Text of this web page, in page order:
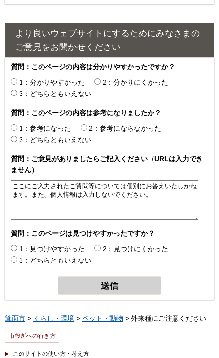
より良いウェブサイトにするためにみなさまの
ご意見をお聞かせください
質問：このページの内容は分かりやすかったですか？
1：分かりやすかった
2：分かりにくかった
3：どちらともいえない
質問：このページの内容は参考になりましたか？
1：参考になった
2：参考にならなかった
3：どちらともいえない
質問：ご意見がありましたらご記入ください（URLは入力でき
ません）
質問：このページは見つけやすかったですか？
1：見つけやすかった
2：見つけにくかった
3：どちらともいえない
箕面市 > くらし・環境 > ペット・動物 > 外来種にご注意ください
市役所への行き方
このサイトの使い方・考え方